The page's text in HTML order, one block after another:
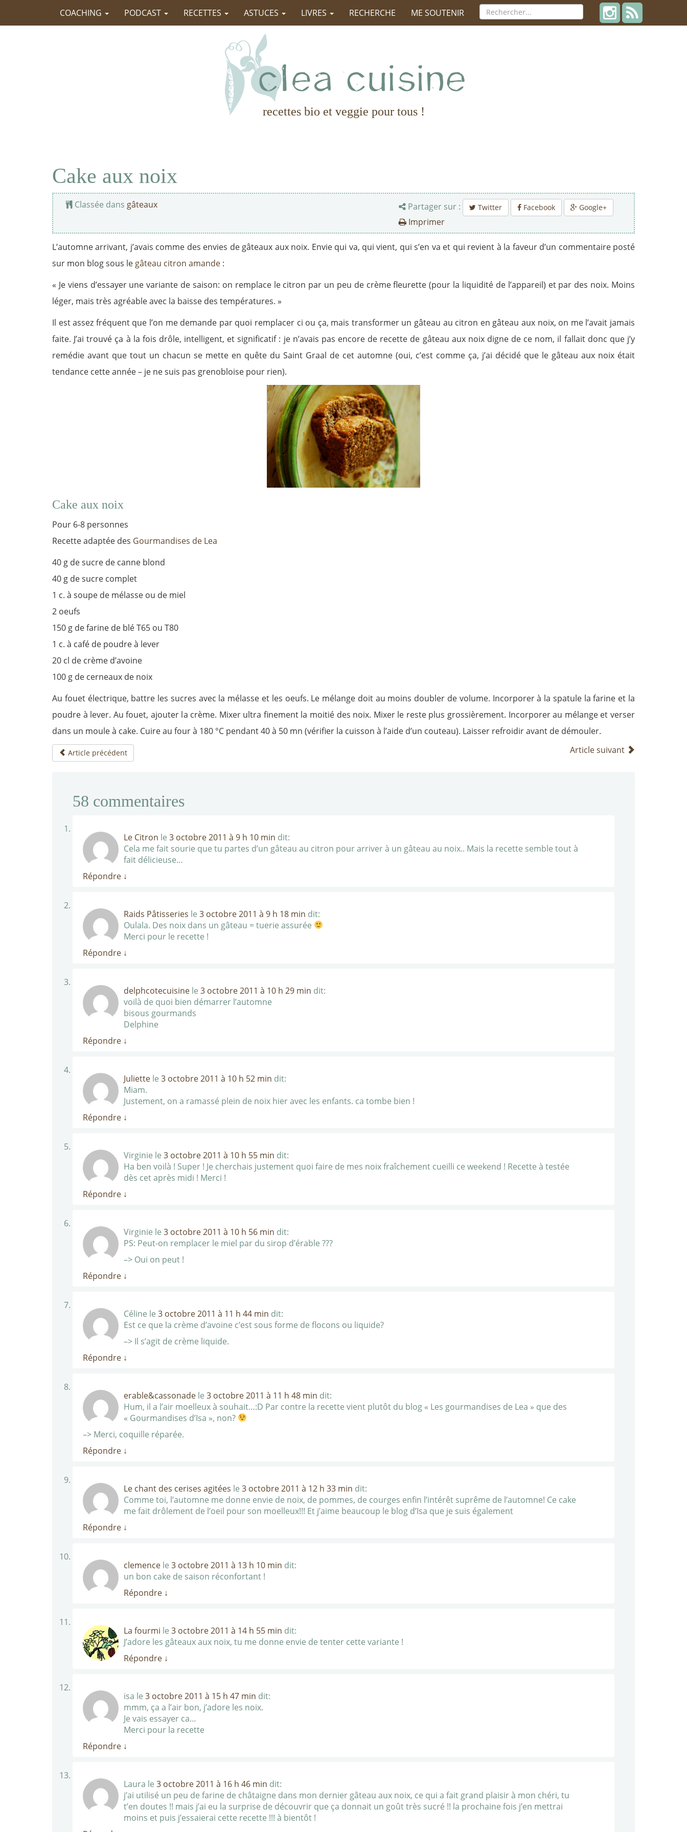
COACHING PODCAST RECETTES ASTUCES LIVRES RECHERCHE ME SOUTENIR
recettes bio et veggie pour tous !
Cake aux noix
Classée dans gâteaux Partager sur : Twitter Facebook Google+
Imprimer
L’automne arrivant, j’avais comme des envies de gâteaux aux noix. Envie qui va, qui vient, qui s’en va et qui revient à la faveur d’un commentaire posté
sur mon blog sous le gâteau citron amande :
« Je viens d’essayer une variante de saison: on remplace le citron par un peu de crème fleurette (pour la liquidité de l’appareil) et par des noix. Moins
léger, mais très agréable avec la baisse des températures. »
Il est assez fréquent que l’on me demande par quoi remplacer ci ou ça, mais transformer un gâteau au citron en gâteau aux noix, on me l’avait jamais
faite. J’ai trouvé ça à la fois drôle, intelligent, et significatif : je n’avais pas encore de recette de gâteau aux noix digne de ce nom, il fallait donc que j’y
remédie avant que tout un chacun se mette en quête du Saint Graal de cet automne (oui, c’est comme ça, j’ai décidé que le gâteau aux noix était
tendance cette année – je ne suis pas grenobloise pour rien).
Cake aux noix
Pour 6-8 personnes
Recette adaptée des Gourmandises de Lea
40 g de sucre de canne blond
40 g de sucre complet
1 c. à soupe de mélasse ou de miel
2 oeufs
150 g de farine de blé T65 ou T80
1 c. à café de poudre à lever
20 cl de crème d’avoine
100 g de cerneaux de noix
Au fouet électrique, battre les sucres avec la mélasse et les oeufs. Le mélange doit au moins doubler de volume. Incorporer à la spatule la farine et la
poudre à lever. Au fouet, ajouter la crème. Mixer ultra finement la moitié des noix. Mixer le reste plus grossièrement. Incorporer au mélange et verser
dans un moule à cake. Cuire au four à 180 °C pendant 40 à 50 mn (vérifier la cuisson à l’aide d’un couteau). Laisser refroidir avant de démouler.
Article précédent Article suivant
58 commentaires
Le Citron le 3 octobre 2011 à 9 h 10 min dit:
Cela me fait sourie que tu partes d’un gâteau au citron pour arriver à un gâteau au noix.. Mais la recette semble tout à
fait délicieuse…
Répondre ↓
Raids Pâtisseries le 3 octobre 2011 à 9 h 18 min dit:
Oulala. Des noix dans un gâteau = tuerie assurée
Merci pour le recette !
Répondre ↓
delphcotecuisine le 3 octobre 2011 à 10 h 29 min dit:
voilà de quoi bien démarrer l’automne
bisous gourmands
Delphine
Répondre ↓
Juliette le 3 octobre 2011 à 10 h 52 min dit:
Miam.
Justement, on a ramassé plein de noix hier avec les enfants. ca tombe bien !
Répondre ↓
Virginie le 3 octobre 2011 à 10 h 55 min dit:
Ha ben voilà ! Super ! Je cherchais justement quoi faire de mes noix fraîchement cueilli ce weekend ! Recette à testée
dès cet après midi ! Merci !
Répondre ↓
Virginie le 3 octobre 2011 à 10 h 56 min dit:
PS: Peut-on remplacer le miel par du sirop d’érable ???
–> Oui on peut !
Répondre ↓
Céline le 3 octobre 2011 à 11 h 44 min dit:
Est ce que la crème d’avoine c’est sous forme de flocons ou liquide?
–> Il s’agit de crème liquide.
Répondre ↓
erable&cassonade le 3 octobre 2011 à 11 h 48 min dit:
Hum, il a l’air moelleux à souhait…:D Par contre la recette vient plutôt du blog « Les gourmandises de Lea » que des
« Gourmandises d’Isa », non?
–> Merci, coquille réparée.
Répondre ↓
Le chant des cerises agitées le 3 octobre 2011 à 12 h 33 min dit:
Comme toi, l’automne me donne envie de noix, de pommes, de courges enfin l’intérêt suprême de l’automne! Ce cake
me fait drôlement de l’oeil pour son moelleux!!! Et j’aime beaucoup le blog d’Isa que je suis également
Répondre ↓
clemence le 3 octobre 2011 à 13 h 10 min dit:
un bon cake de saison réconfortant !
Répondre ↓
La fourmi le 3 octobre 2011 à 14 h 55 min dit:
J’adore les gâteaux aux noix, tu me donne envie de tenter cette variante !
Répondre ↓
isa le 3 octobre 2011 à 15 h 47 min dit:
mmm, ça a l’air bon, j’adore les noix.
Je vais essayer ca…
Merci pour la recette
Répondre ↓
Laura le 3 octobre 2011 à 16 h 46 min dit:
j’ai utilisé un peu de farine de châtaigne dans mon dernier gâteau aux noix, ce qui a fait grand plaisir à mon chéri, tu
t’en doutes !! mais j’ai eu la surprise de découvrir que ça donnait un goût très sucré !! la prochaine fois j’en mettrai
moins et puis j’essaierai cette recette !!! à bientôt !